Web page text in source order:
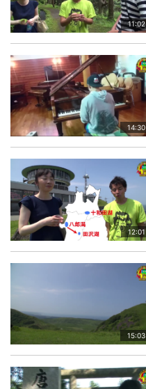
11:02
14:30
12:01
15:03